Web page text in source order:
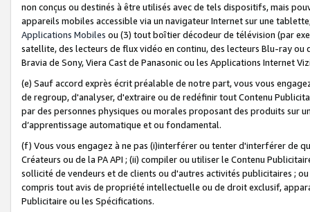
non conçus ou destinés à être utilisés avec de tels dispositifs, mais
appareils mobiles accessible via un navigateur Internet sur une
Applications Mobiles ou (3) tout boîtier décodeur de télévision (par
satellite, des lecteurs de flux vidéo en continu, des lecteurs Blu-ray
Bravia de Sony, Viera Cast de Panasonic ou les Applications Internet
(e) Sauf accord exprès écrit préalable de notre part, vous vous
de regroup, d'analyser, d'extraire ou de redéfinir tout Contenu
par des personnes physiques ou morales proposant des produits sur
d’apprentissage automatique et ou fondamental.
(f) Vous vous engagez à ne pas (i)interférer ou tenter d'interférer de
Créateurs ou de la PA API ; (ii) compiler ou utiliser le Contenu
sollicité de vendeurs et de clients ou d'autres activités publicitaires ;
compris tout avis de propriété intellectuelle ou de droit exclusif,
Publicitaire ou les Spécifications.